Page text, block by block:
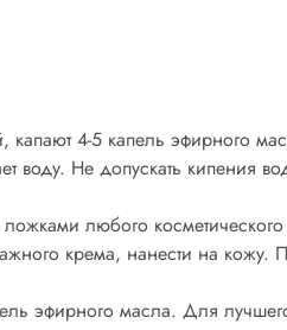
капают 4-5 капель эфирного
воду. Не допускать кипения
любого
крема, нанести на кожу.
эфирного масла. Для